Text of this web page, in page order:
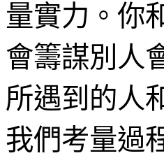
量實力。你
會籌謀別人
所遇到的人
我們考量過